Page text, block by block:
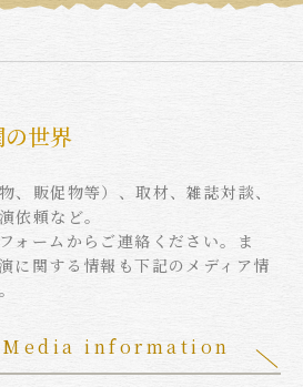
世界
、販促物等）、取材、雑誌対談、
依頼など。
ォームからご連絡ください。ま
に関する情報も下記のメディア情
Media information